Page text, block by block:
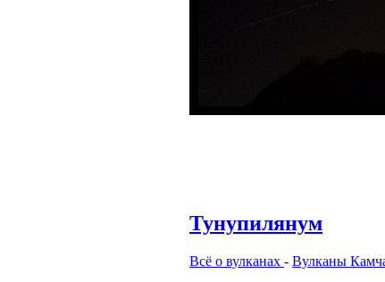
Тунупилянум
Всё о вулканах - Вулканы